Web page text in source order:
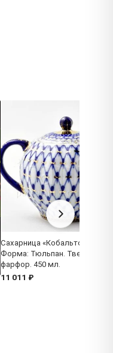
Сахарница «Кобальтовая
Форма: Тюльпан. Твердый
фарфор. 450 мл.
11 011 ₽